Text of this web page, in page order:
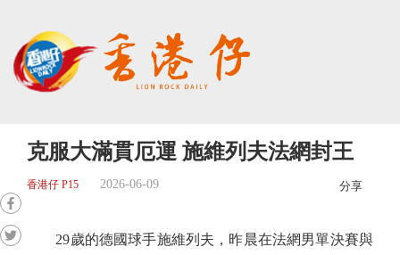
克服大滿貫厄運 施維列夫法網封王
香港仔 P15 2026-06-09 分享
29歲的德國球手施維列夫，昨晨在法網男單決賽與